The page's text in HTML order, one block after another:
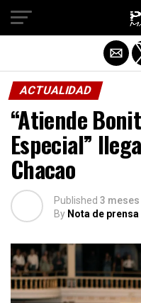
ACTUALIDAD
“Atiende
Especial”
Chacao
Published 3
By Nota de prensa
Salir